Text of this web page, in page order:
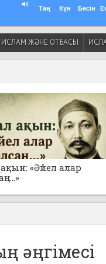
Таң Күн Бесін
ИСЛАМ ЖӘНЕ ОТБАСЫ
«Әйел алар
әңгімесі